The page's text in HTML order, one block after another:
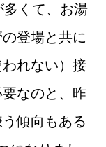
くて、お湯
登場と共に
れない）接
なのと、昨
傾向もある